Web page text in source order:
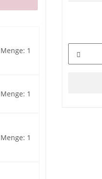
Menge: 1
Menge: 1
Menge: 1